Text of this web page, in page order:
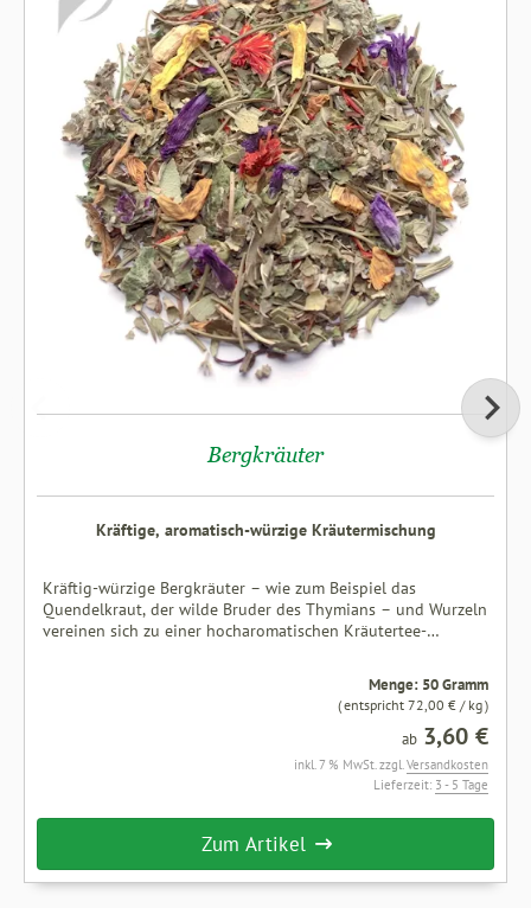
Bergkräuter
Kräftige, aromatisch-würzige Kräutermischung
Kräftig-würzige Bergkräuter – wie zum Beispiel das
Quendelkraut, der wilde Bruder des Thymians – und Wurzeln
vereinen sich zu einer hocharomatischen Kräutertee-
Spitzwegerich, Rosmarin, Anis, Salbei, Sonnenblumenblüten,
Holunderblüten, Malvenblüten, Saflorblüten,
Menge: 50 Gramm
( entspricht 72,00 € / kg )
ab 3,60 €
inkl. 7 % MwSt. zzgl.Versandkosten
Lieferzeit: 3 - 5 Tage
Zum Artikel